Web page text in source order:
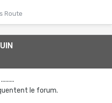
Route
le forum.